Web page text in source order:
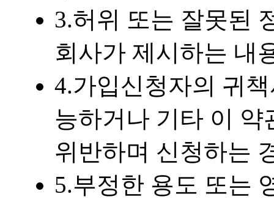
3.허위 또는 잘못된
회사가 제시하는 내
4.가입신청자의 귀
능하거나 기타 이
위반하며 신청하는
5.부정한 용도 또는